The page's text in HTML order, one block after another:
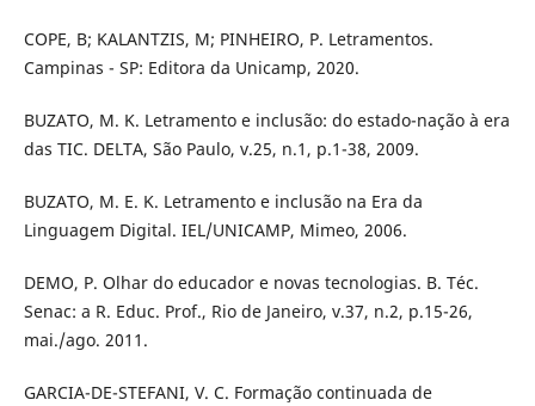
COPE, B; KALANTZIS, M; PINHEIRO, P. Letramentos.
Campinas - SP: Editora da Unicamp, 2020.
BUZATO, M. K. Letramento e inclusão: do estado-nação à era
das TIC. DELTA, São Paulo, v.25, n.1, p.1-38, 2009.
BUZATO, M. E. K. Letramento e inclusão na Era da
Linguagem Digital. IEL/UNICAMP, Mimeo, 2006.
DEMO, P. Olhar do educador e novas tecnologias. B. Téc.
Senac: a R. Educ. Prof., Rio de Janeiro, v.37, n.2, p.15-26,
mai./ago. 2011.
GARCIA-DE-STEFANI, V. C. Formação continuada de